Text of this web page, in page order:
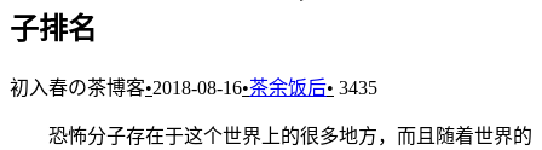
子排名
初入春の茶博客•2018-08-16•茶余饭后• 3435
恐怖分子存在于这个世界上的很多地方，而且随着世界的